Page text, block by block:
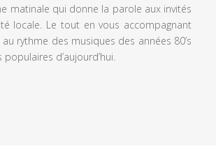
matinale qui donne la parole aux invités
locale. Le tout en vous accompagnant
rythme des musiques des années 80’s
d’aujourd’hui.